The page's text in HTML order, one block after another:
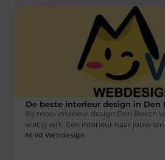
De beste interieur design in Den
Bij mooi interieur design Den Bosch
wat jij wilt. Een interieur naar jouw
M Vd Webdesign